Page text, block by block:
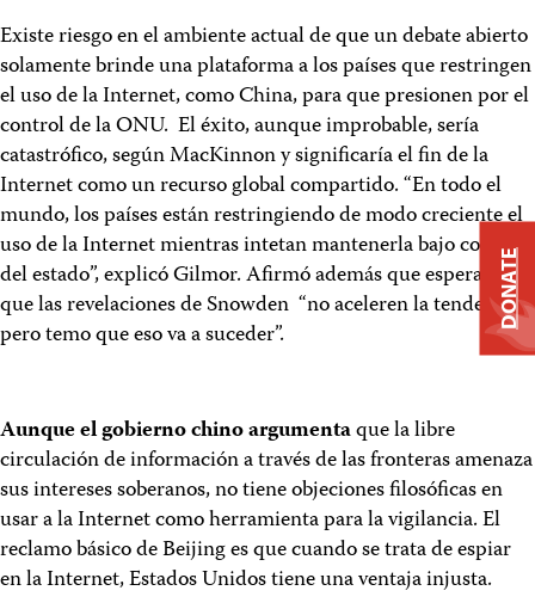
Existe riesgo en el ambiente actual de que un debate abierto
solamente brinde una plataforma a los países que restringen
el uso de la Internet, como China, para que presionen por el
control de la ONU. El éxito, aunque improbable, sería
catastrófico, según MacKinnon y significaría el fin de la
Internet como un recurso global compartido. “En todo el
mundo, los países están restringiendo de modo creciente el
uso de la Internet mientras intetan mantenerla bajo control
del estado”, explicó Gilmor. Afirmó además que esperaba
que las revelaciones de Snowden “no aceleren la tendencia,
pero temo que eso va a suceder”.
Aunque el gobierno chino argumentaque la libre
circulación de información a través de las fronteras amenaza
sus intereses soberanos, no tiene objeciones filosóficas en
usar a la Internet como herramienta para la vigilancia. El
reclamo básico de Beijing es que cuando se trata de espiar
en la Internet, Estados Unidos tiene una ventaja injusta.
DONATE